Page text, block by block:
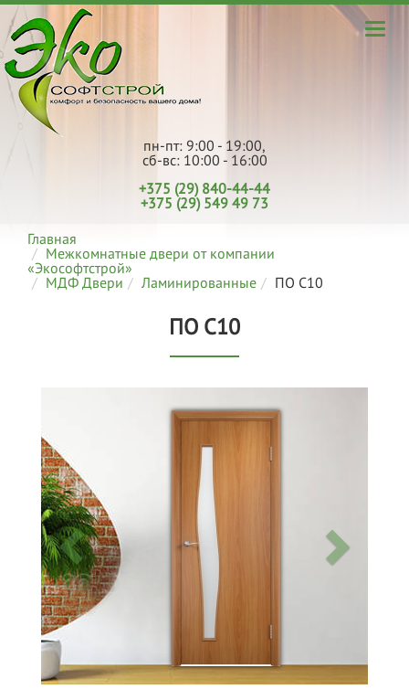
пн-пт: 9:00 - 19:00,
сб-вс: 10:00 - 16:00
+375 (29) 840-44-44
+375 (29) 549 49 73
Главная
Межкомнатные двери от компании
«Экософтстрой»
МДФ Двери
Ламинированные ПО С10
ПО С10